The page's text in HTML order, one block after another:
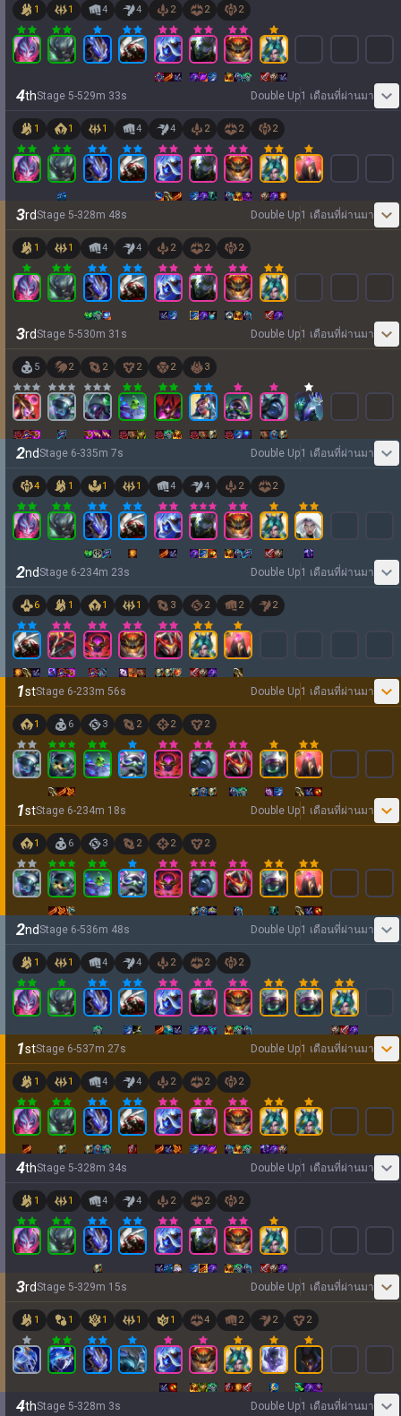
1 1 4 4 2 2 2
4thStage 5-529m 33s Double Up1 เดือนที่ผ่านมา
1 1 1 4 4 2 2 2
3rdStage 5-328m 48s Double Up1 เดือนที่ผ่านมา
1 1 4 4 2 2 2
3rdStage 5-530m 31 s Double Up1 เดือนที่ผ่านมา
5 2 2 2 2 3
2ndStage 6-335m 7s Double Up1 เดือนที่ผ่านมา
4 1 1 1 4 4 2 2
2ndStage 6-234m 23s Double Up1 เดือนที่ผ่านมา
6 1 1 1 3 2 2 2
1stStage 6-233m 56s Double Up1 เดือนที่ผ่านมา
1 6 3 2 2 2
1stStage 6-234m 18s Double Up1 เดือนที่ผ่านมา
1 6 3 2 2 2
2ndStage 6-536m 48s Double Up1 เดือนที่ผ่านมา
1 1 4 4 2 2 2
1stStage 6-537m 27s Double Up1 เดือนที่ผ่านมา
1 1 4 4 2 2 2
4thStage 5-328m 34s Double Up1 เดือนที่ผ่านมา
1 1 4 4 2 2 2
3rdStage 5-329m 15s Double Up1 เดือนที่ผ่านมา
1 1 1 1 1 4 2 2 2
4thStage 5-328m 3s Double Up1 เดือนที่ผ่านมา